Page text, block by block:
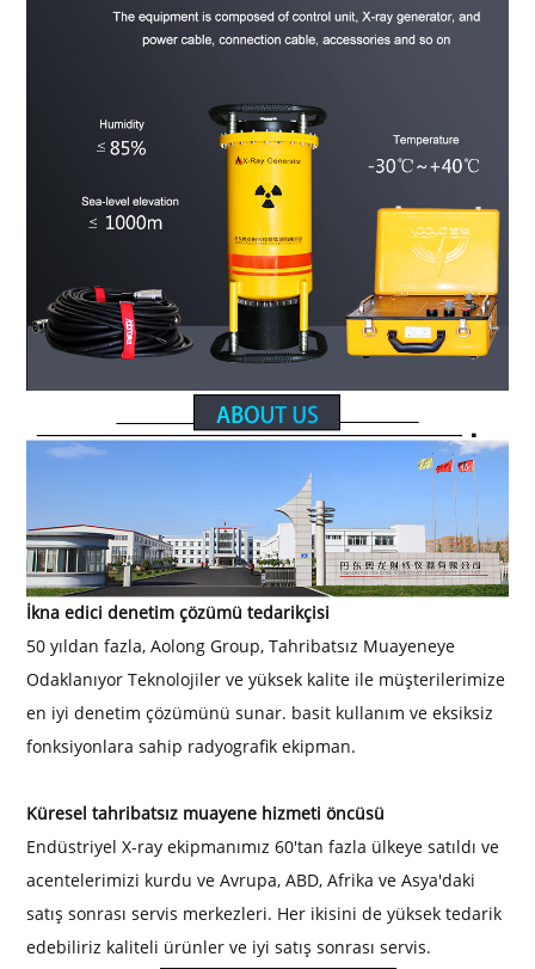
İkna edici denetim çözümü tedarikçisi
50 yıldan fazla, Aolong Group, Tahribatsız Muayeneye
Odaklanıyor Teknolojiler ve yüksek kalite ile müşterilerimize
en iyi denetim çözümünü sunar. basit kullanım ve eksiksiz
fonksiyonlara sahip radyografik ekipman.
Küresel tahribatsız muayene hizmeti öncüsü
Endüstriyel X-ray ekipmanımız 60'tan fazla ülkeye satıldı ve
acentelerimizi kurdu ve Avrupa, ABD, Afrika ve Asya'daki
satış sonrası servis merkezleri. Her ikisini de yüksek tedarik
edebiliriz kaliteli ürünler ve iyi satış sonrası servis.